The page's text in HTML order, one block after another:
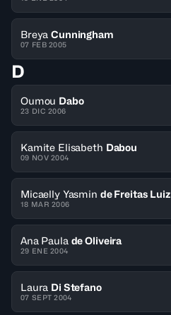
Breya Cunningham
07 FEB 2005
D
Oumou Dabo
23 DIC 2006
Kamite Elisabeth Dabou
09 NOV 2004
Micaelly Yasmin de Freitas Luiz
18 MAR 2006
Ana Paula de Oliveira
29 ENE 2004
Laura Di Stefano
07 SEPT 2004